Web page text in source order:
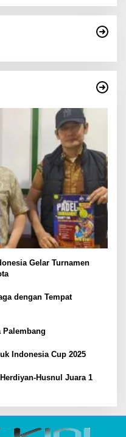
Gelar Turnamen
dengan Tempat
Palembang
Indonesia Cup 2025
Husnul Juara 1